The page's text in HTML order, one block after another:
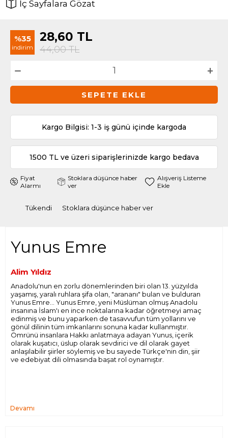
İç Sayfalara Gözat
%35
indirim
28,60 TL
44,00TL
SEPETE EKLE
Kargo Bilgisi: 1-3 iş günü içinde kargoda
1500 TL ve üzeri siparişlerinizde kargo bedava
Fiyat
Alarmı
Stoklara düşünce haber
ver
Alışveriş Listeme
Ekle
Tükendi Stoklara düşünce haber ver
Yunus Emre
Alim Yıldız
Anadolu'nun en zorlu dönemlerinden biri olan 13. yüzyılda
yaşamış, yaralı ruhlara şifa olan, "arananı" bulan ve bulduran
Yunus Emre... Yunus Emre, yeni Müslüman olmuş Anadolu
insanına İslam'ı en ince noktalarına kadar öğretmeyi amaç
edinmiş ve bunu yaparken de tasavvufun tüm yollarını ve
gönül dilinin tüm imkanlarını sonuna kadar kullanmıştır.
Ömrünü insanlara Hakkı anlatmaya adayan Yunus, içerik
olarak kuşatıcı, üslup olarak sevdirici ve dil olarak gayet
anlaşılabilir şiirler söylemiş ve bu sayede Türkçe'nin din, şiir
ve edebiyat dili olmasında başat rol oynamıştır.
Devamı